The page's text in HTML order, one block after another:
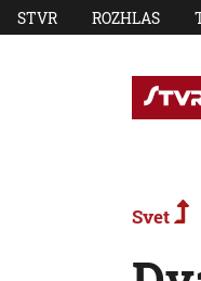
STVR ROZHLAS
Svet